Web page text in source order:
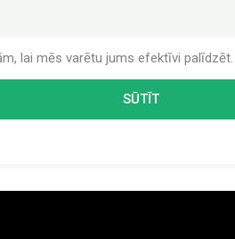
lai mēs varētu jums efektīvi palīdzēt.
SŪTĪT